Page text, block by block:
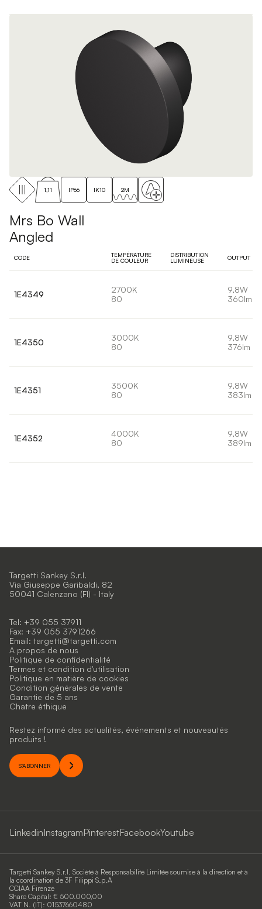
1,11 IP66 IK10 2M
Mrs Bo Wall
Angled
CODE
TEMPÉRATURE
DE COULEUR
DISTRIBUTION
LUMINEUSE
OUTPUT
1E4349
2700K
80
9,8W
360lm
1E4350
3000K
80
9,8W
376lm
1E4351
3500K
80
9,8W
383lm
1E4352
4000K
80
9,8W
389lm
Targetti Sankey S.r.l.
Via Giuseppe Garibaldi, 82
50041 Calenzano (FI) - Italy
Tel: +39 055 37911
Fax: +39 055 3791266
Email: targetti@targetti.com
A propos de nous
Politique de confidentialité
Termes et condition d'utilisation
Politique en matière de cookies
Condition générales de vente
Garantie de 5 ans
Chatre éthique
Restez informé des actualités, événements et nouveautés
produits !
S'ABONNER
LinkedinInstagramPinterestFacebookYoutube
Targetti Sankey S.r.l. Société à Responsabilité Limitée soumise à la direction et à
la coordination de 3F Filippi S.p.A
CCIAA Firenze
Share Capital: € 500.000,00
VAT N. (IT): 01537660480